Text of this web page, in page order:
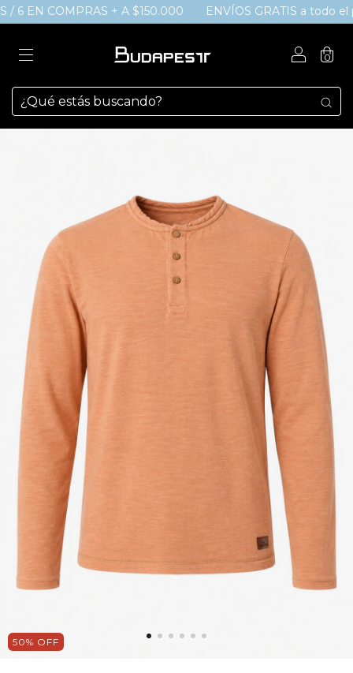
EN COMPRAS + A $150.000 ENVÍOS GRATIS a todo el
0
50% OFF